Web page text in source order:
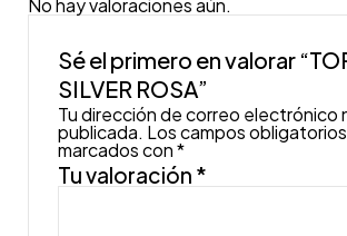
No hay valoraciones aún.
Sé el primero en valorar
SILVER ROSA”
Tu dirección de correo electrónico
publicada. Los campos
marcados con*
Tu valoración *